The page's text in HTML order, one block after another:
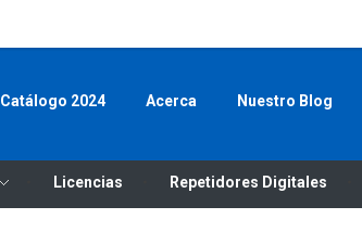
Catálogo 2024 Acerca Nuestro Blog
Licencias Repetidores Digitales